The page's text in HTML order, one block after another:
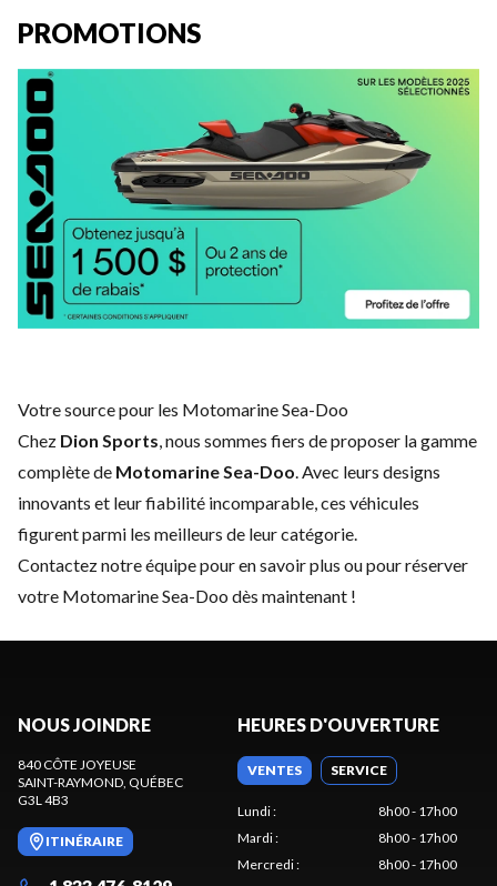
PROMOTIONS
Votre source pour les Motomarine Sea-Doo
Chez Dion Sports , nous sommes fiers de proposer la gamme
complète de Motomarine Sea-Doo . Avec leurs designs
innovants et leur fiabilité incomparable, ces véhicules
figurent parmi les meilleurs de leur catégorie.
Contactez notre équipepour en savoir plus ou pour réserver
votre Motomarine Sea-Doo dès maintenant !
NOUS JOINDRE
840 CÔTE JOYEUSE
SAINT-RAYMOND , QUÉBEC
G3L 4B3
ITINÉRAIRE
HEURES D'OUVERTURE
VENTES SERVICE
Lundi:
8h00 - 17h00
Mardi:
8h00 - 17h00
Mercredi:
8h00 - 17h00